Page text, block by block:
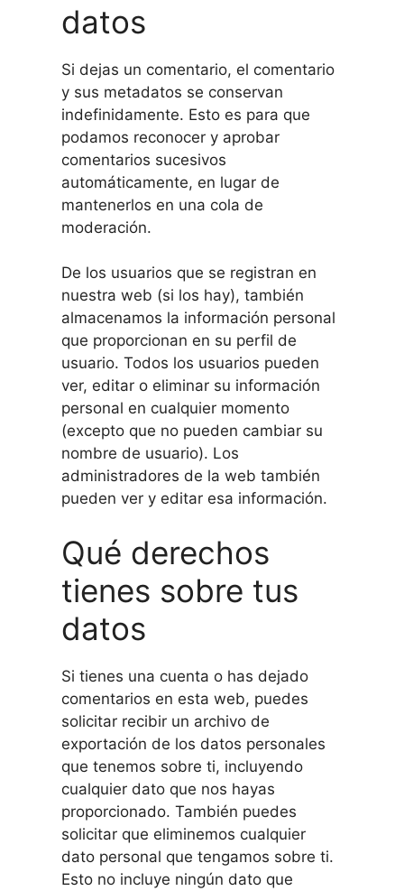
datos
Si dejas un comentario, el comentario
y sus metadatos se conservan
indefinidamente. Esto es para que
podamos reconocer y aprobar
comentarios sucesivos
automáticamente, en lugar de
mantenerlos en una cola de
moderación.
De los usuarios que se registran en
nuestra web (si los hay), también
almacenamos la información personal
que proporcionan en su perfil de
usuario. Todos los usuarios pueden
ver, editar o eliminar su información
personal en cualquier momento
(excepto que no pueden cambiar su
nombre de usuario). Los
administradores de la web también
pueden ver y editar esa información.
Qué derechos
tienes sobre tus
datos
Si tienes una cuenta o has dejado
comentarios en esta web, puedes
solicitar recibir un archivo de
exportación de los datos personales
que tenemos sobre ti, incluyendo
cualquier dato que nos hayas
proporcionado. También puedes
solicitar que eliminemos cualquier
dato personal que tengamos sobre ti.
Esto no incluye ningún dato que